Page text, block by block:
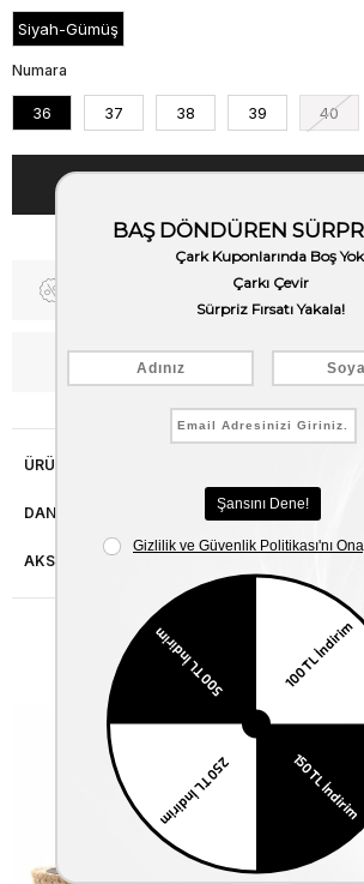
Siyah-Gümüş
Numara
36 37 38 39 40
Fiyat Düşünce Haber Ver
WhatsApp’tan Bilgi Al
ÜRÜN ÖZELLIKLERI
DANIŞMA HATTI
AKSESUAR ONARIMI
Benzer Ürünler